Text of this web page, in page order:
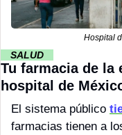
Hospital
SALUD
Tu farmacia de la
hospital de
El sistema público
farmacias tienen a